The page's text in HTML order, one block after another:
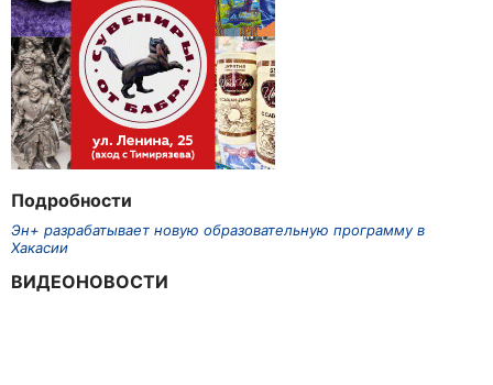
Подробности
Эн+ разрабатывает новую образовательную программу в
Хакасии
ВИДЕОНОВОСТИ